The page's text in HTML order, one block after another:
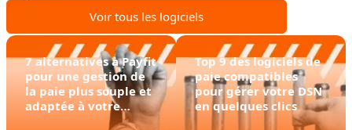
Voir tous les logiciels
7 alternatives à Payfit
pour une gestion de
la paie plus souple et
adaptée à votre
Top 9 des logiciels de
paie compatibles
pour gérer votre DSN
en quelques clics